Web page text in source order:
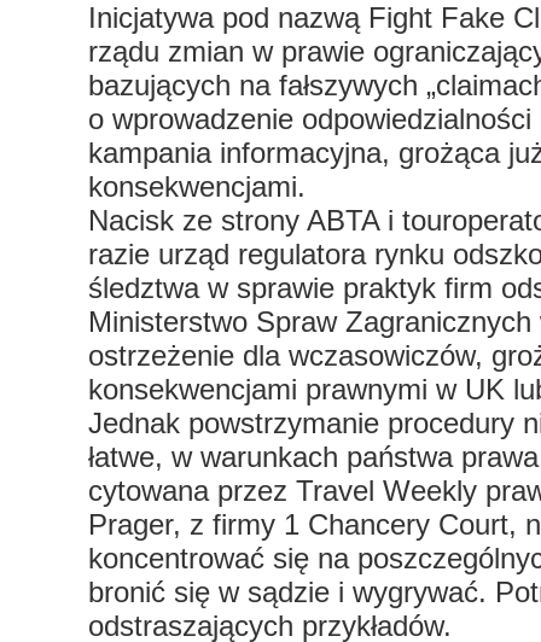
Inicjatywa pod nazwą Fight Fake
rządu zmian w prawie
bazujących na fałszywych
o wprowadzenie
kampania informacyjna, grożąca
konsekwencjami.
Nacisk ze strony ABTA i
razie urząd regulatora rynku
śledztwa w sprawie praktyk firm
Ministerstwo Spraw Zagranicznych
ostrzeżenie dla wczasowiczów,
konsekwencjami prawnymi w UK
Jednak powstrzymanie procedury
łatwe, w warunkach państwa
cytowana przez Travel Weekly
Prager, z firmy 1 Chancery Court,
koncentrować się na
bronić się w sądzie i wygrywać.
odstraszających przykładów.